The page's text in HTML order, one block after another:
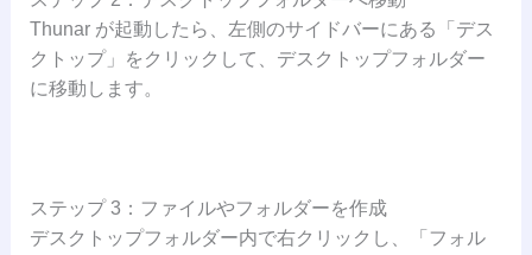
Thunar が起動したら、左側のサイドバーにある「デス
クトップ」をクリックして、デスクトップフォルダー
に移動します。
ステップ 3：ファイルやフォルダーを作成
デスクトップフォルダー内で右クリックし、「フォル